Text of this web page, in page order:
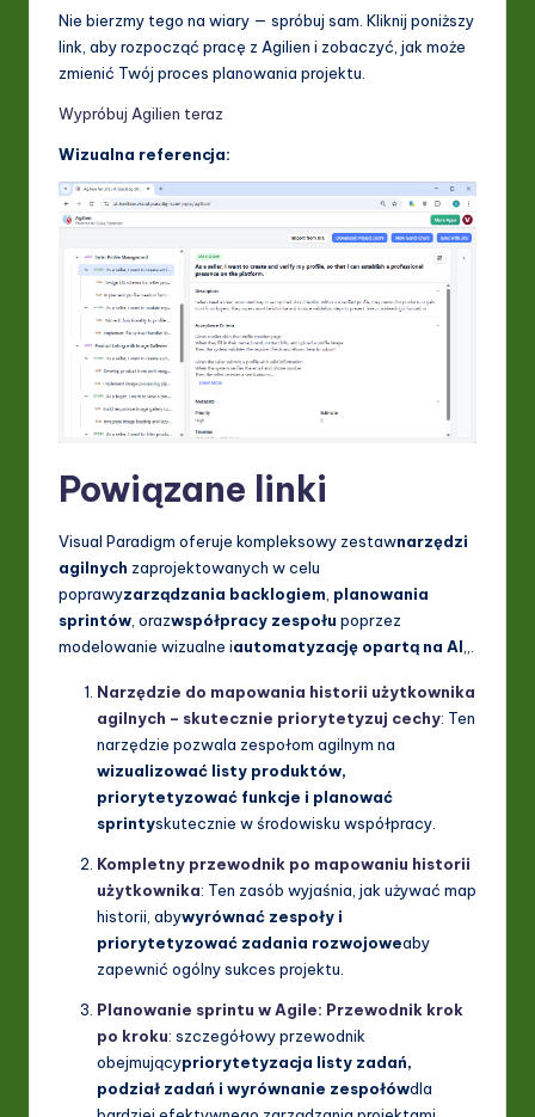
Nie bierzmy tego na wiary — spróbuj sam. Kliknij poniższy
link, aby rozpocząć pracę z Agilien i zobaczyć, jak może
zmienić Twój proces planowania projektu.
Wypróbuj Agilien teraz
Wizualna referencja:
Powiązane linki
Visual Paradigm oferuje kompleksowy zestawnarzędzi
agilnych zaprojektowanych w celu
poprawyzarządzania backlogiem planowania
sprintów , orazwspółpracy zespołu poprzez
modelowanie wizualne iautomatyzację opartą na AI
Narzędzie do mapowania historii użytkownika
agilnych – skutecznie priorytetyzuj cechy: Ten
narzędzie pozwala zespołom agilnym na
wizualizować listy produktów,
priorytetyzować funkcje i planować
sprintyskutecznie w środowisku współpracy.
Kompletny przewodnik po mapowaniu historii
użytkownika: Ten zasób wyjaśnia, jak używać map
historii, abywyrównać zespoły i
priorytetyzować zadania rozwojoweaby
zapewnić ogólny sukces projektu.
Planowanie sprintu w Agile: Przewodnik krok
po kroku: szczegółowy przewodnik
obejmującypriorytetyzacja listy zadań,
podział zadań i wyrównanie zespołówdla